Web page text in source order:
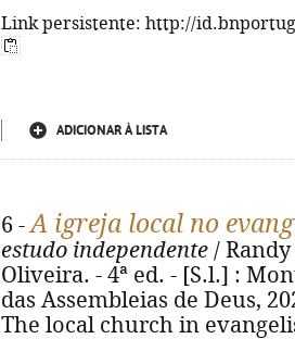
Link persistente: http://
ADICIONAR À LISTA
6 -A igreja local no
estudo independente /
Oliveira. - 4ª ed. - [S.l.] :
das Assembleias de Deus,
The local church in